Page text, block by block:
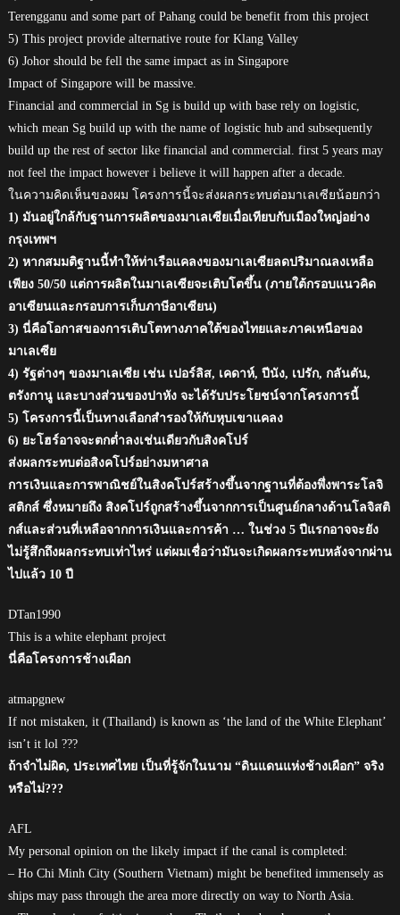
Terengganu and some part of Pahang could be benefit from this project
5) This project provide alternative route for Klang Valley
6) Johor should be fell the same impact as in Singapore
Impact of Singapore will be massive.
Financial and commercial in Sg is build up with base rely on logistic,
which mean Sg build up with the name of logistic hub and subsequently
build up the rest of sector like financial and commercial. first 5 years may
not feel the impact however i believe it will happen after a decade.
ในความคิดเห็นของผม โครงการนี้จะส่งผลกระทบต่อมาเลเซียน้อยกว่า
1) มันอยู่ใกล้กับฐานการผลิตของมาเลเซียเมื่อเทียบกับเมืองใหญ่อย่าง
กรุงเทพฯ
2) หากสมมติฐานนี้ทำให้ท่าเรือแคลงของมาเลเซียลดปริมาณลงเหลือ
เพียง 50/50 แต่การผลิตในมาเลเซียจะเติบโตขึ้น (ภายใต้กรอบแนวคิด
อาเซียนและกรอบการเก็บภาษีอาเซียน)
3) นี่คือโอกาสของการเติบโตทางภาคใต้ของไทยและภาคเหนือของ
มาเลเซีย
4) รัฐต่างๆ ของมาเลเซีย เช่น เปอร์ลิส, เคดาห์, ปีนัง, เปรัก, กลันตัน,
ตรังกานู และบางส่วนของปาหัง จะได้รับประโยชน์จากโครงการนี้
5) โครงการนี้เป็นทางเลือกสำรองให้กับหุบเขาแคลง
6) ยะโฮร์อาจจะตกต่ำลงเช่นเดียวกับสิงคโปร์
ส่งผลกระทบต่อสิงคโปร์อย่างมหาศาล
การเงินและการพาณิชย์ในสิงคโปร์สร้างขึ้นจากฐานที่ต้องพึ่งพาระโลจิ
สติกส์ ซึ่งหมายถึง สิงคโปร์ถูกสร้างขึ้นจากการเป็นศูนย์กลางด้านโลจิสติ
กส์และส่วนที่เหลือจากการเงินและการค้า … ในช่วง 5 ปีแรกอาจจะยัง
ไม่รู้สึกถึงผลกระทบเท่าไหร่ แต่ผมเชื่อว่ามันจะเกิดผลกระทบหลังจากผ่าน
ไปแล้ว 10 ปี
DTan1990
This is a white elephant project
นี่คือโครงการช้างเผือก
atmapgnew
If not mistaken, it (Thailand) is known as ‘the land of the White Elephant’
isn’t it lol ???
ถ้าจำไม่ผิด, ประเทศไทย เป็นที่รู้จักในนาม “ดินแดนแห่งช้างเผือก” จริง
หรือไม่???
AFL
My personal opinion on the likely impact if the canal is completed:
– Ho Chi Minh City (Southern Vietnam) might be benefited immensely as
ships may pass through the area more directly on way to North Asia.